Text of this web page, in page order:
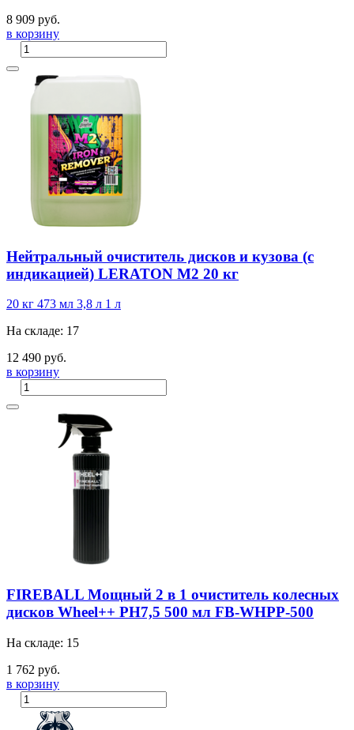
8 909 руб.
в корзину
Нейтральный очиститель дисков и кузова (с
индикацией) LERATON M2 20 кг
20 кг 473 мл 3,8 л 1 л
На складе: 17
12 490 руб.
в корзину
FIREBALL Мощный 2 в 1 очиститель колесных
дисков Wheel++ PH7,5 500 мл FB-WHPP-500
На складе: 15
1 762 руб.
в корзину